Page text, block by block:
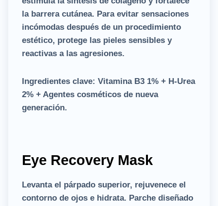
la barrera cutánea. Para evitar sensaciones
incómodas después de un procedimiento
estético, protege las pieles sensibles y
reactivas a las agresiones.
Ingredientes clave: Vitamina B3 1% + H-Urea
2% + Agentes cosméticos de nueva
generación.
Eye Recovery Mask
Levanta el párpado superior, rejuvenece el
contorno de ojos e hidrata. Parche diseñado